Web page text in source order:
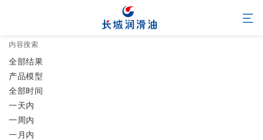
内容搜索
全部结果
产品模型
全部时间
一天内
一周内
一月内